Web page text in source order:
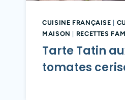
CUISINE FRANÇAISE
MAISON
RECETTES
Tarte Tatin
tomates